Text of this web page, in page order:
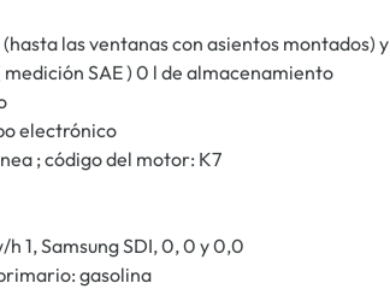
las ventanas con asientos montados) y
SAE ) 0 l de almacenamiento
electrónico
; código del motor: K7
1, Samsung SDI, 0, 0 y 0,0
gasolina